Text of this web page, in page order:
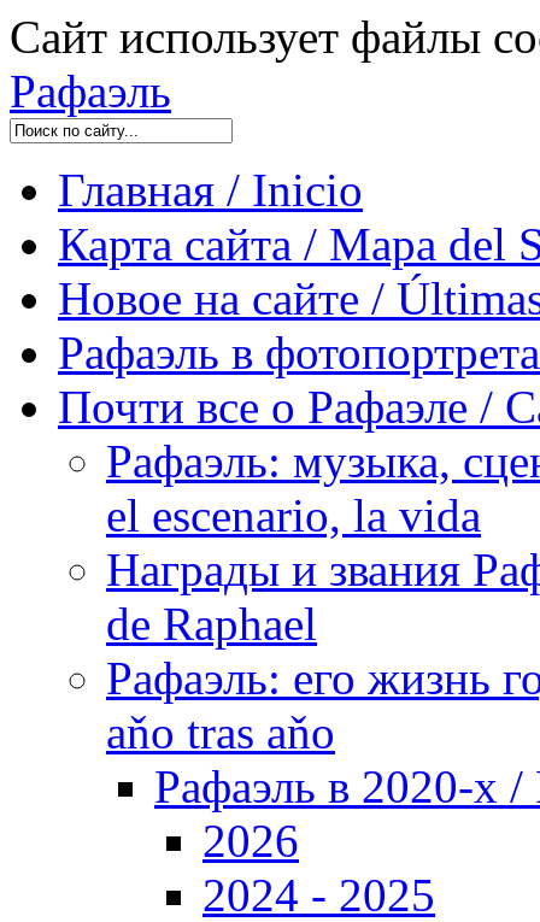
Сайт использует файлы
Рафаэль
Главная / Inicio
Карта сайта / Mapa del
Новое на сайте /
Рафаэль в
Почти все о Рафаэле /
Рафаэль: музыка,
el escenario, la vida
Награды и звания
de Raphael
Рафаэль: его жизнь
aňo tras aňo
Рафаэль в 2020-х /
2026
2024 - 2025